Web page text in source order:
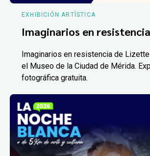
EXHIBICIÓN ARTÍSTICA
Imaginarios en resistencia
Imaginarios en resistencia de Lizette
el Museo de la Ciudad de Mérida.
fotográfica gratuita.